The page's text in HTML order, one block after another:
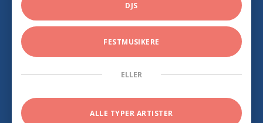
DJS
FESTMUSIKERE
ELLER
ALLE TYPER ARTISTER